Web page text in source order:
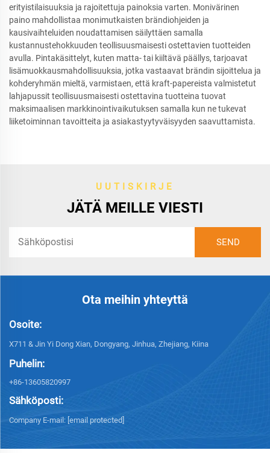
erityistilaisuuksia ja rajoitettuja painoksia varten. Monivärinen
paino mahdollistaa monimutkaisten brändiohjeiden ja
kausivaihteluiden noudattamisen säilyttäen samalla
kustannustehokkuuden teollisuusmaisesti ostettavien tuotteiden
avulla. Pintakäsittelyt, kuten matta- tai kiiltävä päällys, tarjoavat
lisämuokkausmahdollisuuksia, jotka vastaavat brändin sijoittelua ja
kohderyhmän mieltä, varmistaen, että kraft-papereista valmistetut
lahjapussit teollisuusmaisesti ostettavina tuotteina tuovat
maksimaalisen markkinointivaikutuksen samalla kun ne tukevat
liiketoiminnan tavoitteita ja asiakastyytyväisyyden saavuttamista.
UUTISKIRJE
JÄTÄ MEILLE VIESTI
Ota meihin yhteyttä
Osoite:
X711 & Jin Yi Dong Xian, Dongyang, Jinhua, Zhejiang, Kiina
Puhelin:
+86-13605820997
Sähköposti:
Company E-mail: [email protected]